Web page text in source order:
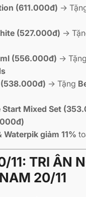
(611.000đ) →
(527.000đ) →
(556.000đ) → Tặng
(538.000đ) → Tặng
Start Mixed Set
Waterpik giảm 11%
11: TRI ÂN
20/11